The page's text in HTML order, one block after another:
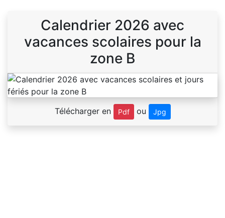
Calendrier 2026 avec
vacances scolaires pour la
zone B
Télécharger en Pdf ou Jpg